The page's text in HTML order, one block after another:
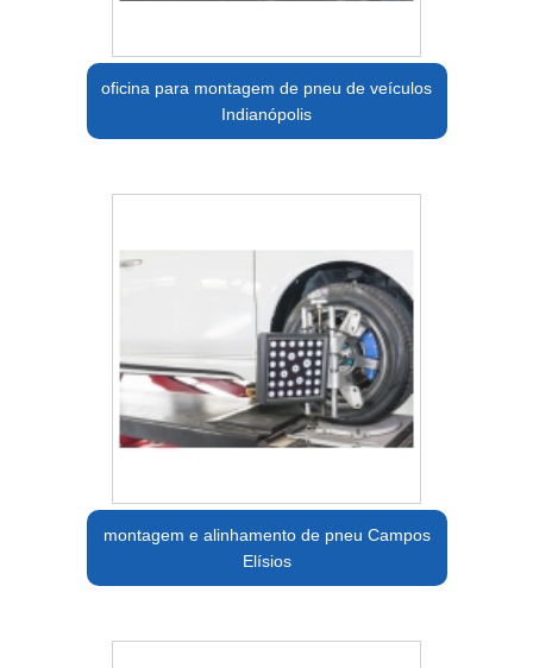
oficina para montagem de pneu de veículos
Indianópolis
montagem e alinhamento de pneu Campos
Elísios